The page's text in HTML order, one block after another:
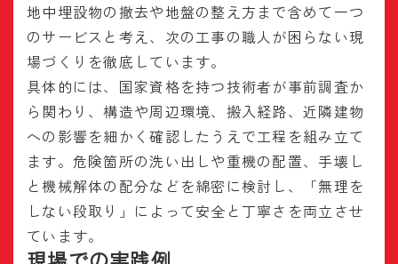
地中埋設物の撤去や地盤の整え方まで含めて一つ
のサービスと考え、次の工事の職人が困らない現
場づくりを徹底しています。
具体的には、国家資格を持つ技術者が事前調査か
ら関わり、構造や周辺環境、搬入経路、近隣建物
への影響を細かく確認したうえで工程を組み立て
ます。危険箇所の洗い出しや重機の配置、手壊し
と機械解体の配分などを綿密に検討し、「無理を
しない段取り」によって安全と丁寧さを両立させ
ています。